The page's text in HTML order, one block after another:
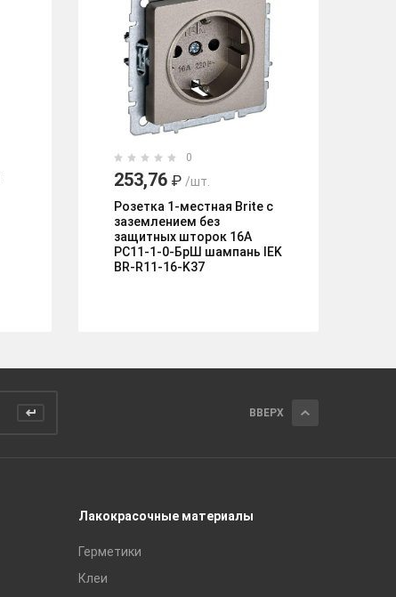
0
253,76 ₽ /шт.
Розетка 1-местная Brite с
заземлением без
защитных шторок 16А
РС11-1-0-БрШ шампань IEK
BR-R11-16-K37
ВВЕРХ
Лакокрасочные материалы
Герметики
Клеи